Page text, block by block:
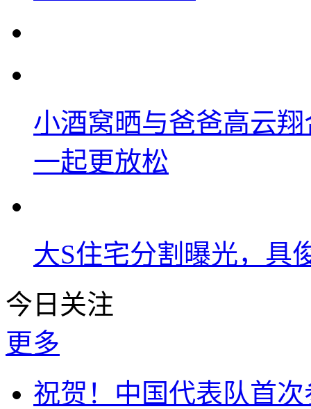
小酒窝晒与爸爸高云
一起更放松
大S住宅分割曝光，具
今日关注
更多
祝贺！中国代表队首